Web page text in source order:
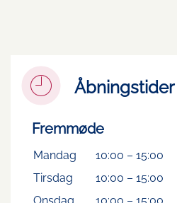
Åbningstider
Fremmøde
Mandag 10:00 – 15:00
Tirsdag
10:00 – 15:00